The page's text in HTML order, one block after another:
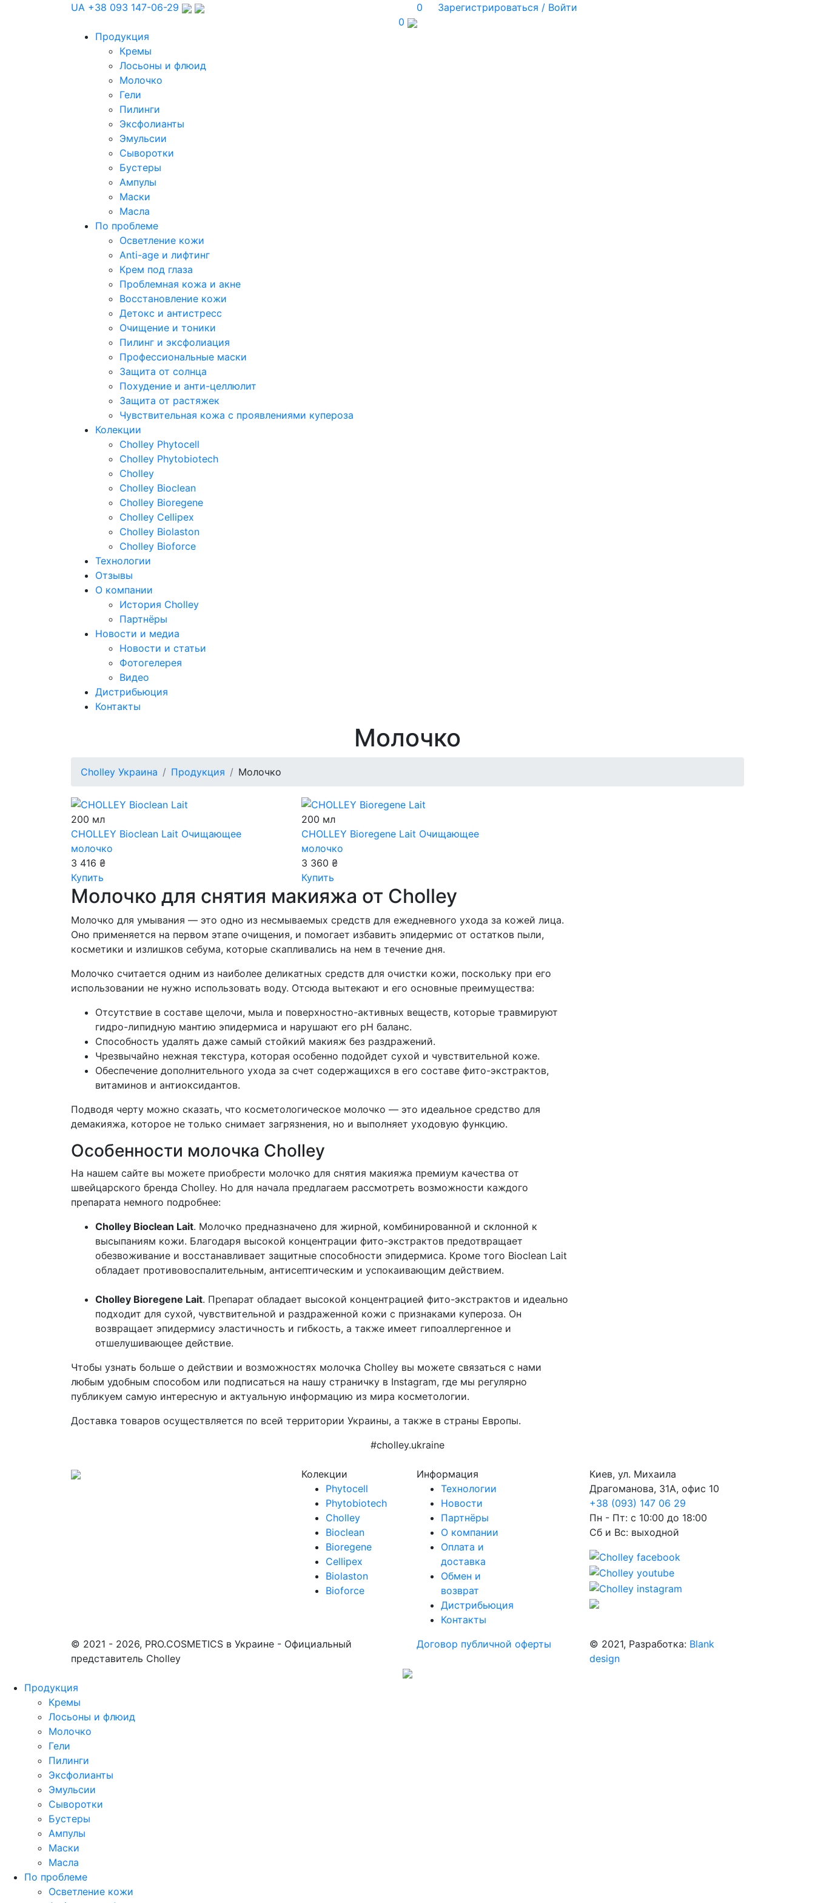
UA +38 093 147-06-29 0
Зарегистрироваться / Войти
0
Продукция
Кремы
Лосьоны и флюид
Молочко
Гели
Пилинги
Эксфолианты
Эмульсии
Сыворотки
Бустеры
Ампулы
Маски
Масла
По проблеме
Осветление кожи
Anti-age и лифтинг
Крем под глаза
Проблемная кожа и акне
Восстановление кожи
Детокс и антистресс
Очищение и тоники
Пилинг и эксфолиация
Профессиональные маски
Защита от солнца
Похудение и анти-целлюлит
Защита от растяжек
Чувствительная кожа с проявлениями купероза
Колекции
Cholley Phytocell
Cholley Phytobiotech
Cholley
Cholley Bioclean
Cholley Bioregene
Cholley Cellipex
Cholley Biolaston
Cholley Bioforce
Технологии
Отзывы
О компании
История Cholley
Партнёры
Новости и медиа
Новости и статьи
Фотогелерея
Видео
Дистрибьюция
Контакты
Молочко
Cholley Украина Продукция Молочко
200 мл
CHOLLEY Bioclean Lait Очищающее
молочко
3 416 ₴
Купить
200 мл
CHOLLEY Bioregene Lait Очищающее
молочко
3 360 ₴
Купить
Молочко для снятия макияжа от Cholley
Молочко для умывания — это одно из несмываемых средств для ежедневного ухода за кожей лица.
Оно применяется на первом этапе очищения, и помогает избавить эпидермис от остатков пыли,
косметики и излишков себума, которые скапливались на нем в течение дня.
Молочко считается одним из наиболее деликатных средств для очистки кожи, поскольку при его
использовании не нужно использовать воду. Отсюда вытекают и его основные преимущества:
Отсутствие в составе щелочи, мыла и поверхностно-активных веществ, которые травмируют
гидро-липидную мантию эпидермиса и нарушают его pH баланс.
Способность удалять даже самый стойкий макияж без раздражений.
Чрезвычайно нежная текстура, которая особенно подойдет сухой и чувствительной коже.
Обеспечение дополнительного ухода за счет содержащихся в его составе фито-экстрактов,
витаминов и антиоксидантов.
Подводя черту можно сказать, что косметологическое молочко — это идеальное средство для
демакияжа, которое не только снимает загрязнения, но и выполняет уходовую функцию.
Особенности молочка Cholley
На нашем сайте вы можете приобрести молочко для снятия макияжа премиум качества от
швейцарского бренда Cholley. Но для начала предлагаем рассмотреть возможности каждого
препарата немного подробнее:
Cholley Bioclean Lait. Молочко предназначено для жирной, комбинированной и склонной к
высыпаниям кожи. Благодаря высокой концентрации фито-экстрактов предотвращает
обезвоживание и восстанавливает защитные способности эпидермиса. Кроме того Bioclean Lait
обладает противовоспалительным, антисептическим и успокаивающим действием.
Cholley Bioregene Lait. Препарат обладает высокой концентрацией фито-экстрактов и идеально
подходит для сухой, чувствительной и раздраженной кожи с признаками купероза. Он
возвращает эпидермису эластичность и гибкость, а также имеет гипоаллергенное и
отшелушивающее действие.
Чтобы узнать больше о действии и возможностях молочка Cholley вы можете связаться с нами
любым удобным способом или подписаться на нашу страничку в Instagram, где мы регулярно
публикуем самую интересную и актуальную информацию из мира косметологии.
Доставка товаров осуществляется по всей территории Украины, а также в страны Европы.
#cholley.ukraine
Колекции
Phytocell
Phytobiotech
Cholley
Bioclean
Bioregene
Cellipex
Biolaston
Bioforce
Информация
Технологии
Новости
Партнёры
О компании
Оплата и
доставка
Обмен и
возврат
Дистрибьюция
Контакты
Киев, ул. Михаила
Драгоманова, 31А, офис 10
+38 (093) 147 06 29
Пн - Пт: с 10:00 до 18:00
Сб и Вс: выходной
© 2021 - 2026, PRO.COSMETICS в Украине - Официальный
представитель Cholley
Договор публичной оферты © 2021, Разработка: Blank
design
Продукция
Кремы
Лосьоны и флюид
Молочко
Гели
Пилинги
Эксфолианты
Эмульсии
Сыворотки
Бустеры
Ампулы
Маски
Масла
По проблеме
Осветление кожи